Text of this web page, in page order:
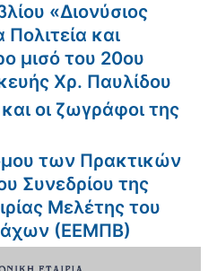
«Διονύσιος
και
μισό του 20ου
Χρ. Παυλίδου
οι ζωγράφοι της
των Πρακτικών
Συνεδρίου της
Μελέτης του
(ΕΕΜΠΒ)